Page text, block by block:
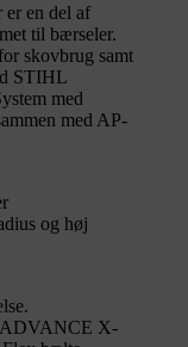
en del af
til bærseler.
skovbrug samt
STIHL
med
med AP-
og høj
ADVANCE X-